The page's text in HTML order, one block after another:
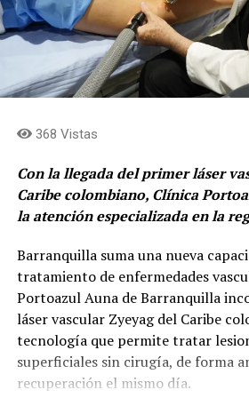
acompañamiento del docente
obtuvo el segundo lugar, seguido
el tercer puesto.
El proyecto
La propuesta ganadora, integra
quebradas de Medellín.
El reconocimiento fue otorgado al
desarrollado por los estudiantes
regeneración de la quebrada La
atraviesa el sur del Valle de Aburrá
importantes retos ambientales.
“Young Innovators por water
nombre del proyecto nació en MDE
estrategia que busca que los
368 Vistas
Con la llegada del primer láser
Caribe colombiano, Clínica
la atención especializada en la
Barranquilla suma una nueva
tratamiento de enfermedades
Portoazul Auna de Barranquilla
láser vascular Zyeyag del Caribe
tecnología que permite tratar
superficiales sin cirugía, de forma
recuperación el mismo día.